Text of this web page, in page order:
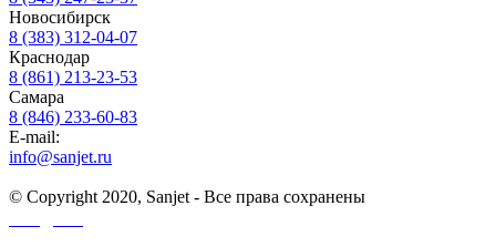
Новосибирск
8 (383) 312-04-07
Краснодар
8 (861) 213-23-53
Самара
8 (846) 233-60-83
E-mail:
info@sanjet.ru
© Copyright 2020, Sanjet - Все права сохранены